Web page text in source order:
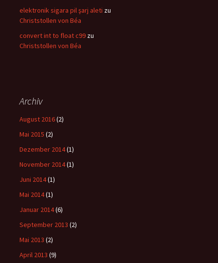
elektronik sigara pil şarj aleti zu
Christstollen von Béa
convert int to float c99 zu
Christstollen von Béa
Archiv
August 2016(2)
Mai 2015 (2)
Dezember 2014(1)
November 2014(1)
Juni 2014(1)
Mai 2014(1)
Januar 2014(6)
September 2013 (2)
Mai 2013 (2)
April 2013 (9)